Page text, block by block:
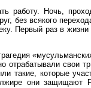
Ночь,
без всякого
Первый раз в
отрабатывали свои
такие, которые
они защищают